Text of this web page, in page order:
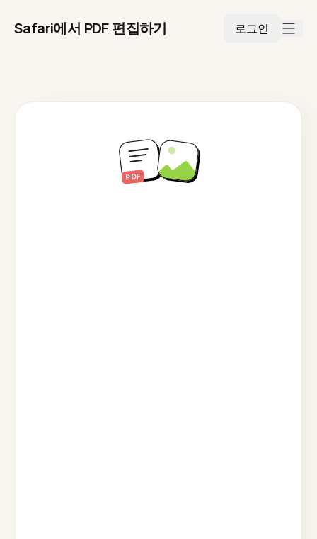
Safari에서 PDF 편집하기 로그인